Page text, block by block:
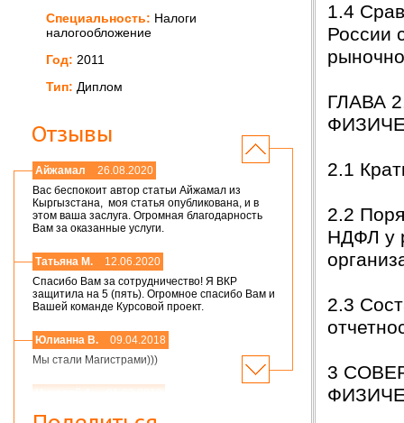
Специальность: Налоги
налогообложение
Год: 2011
Тип: Диплом
Отзывы
Айжамал
26.08.2020
Вас беспокоит автор статьи Айжамал из
Кыргызстана, моя статья опубликована, и в
этом ваша заслуга. Огромная благодарность
Вам за оказанные услуги.
Татьяна М.
12.06.2020
Спасибо Вам за сотрудничество! Я ВКР
защитила на 5 (пять). Огромное спасибо Вам и
Вашей команде Курсовой проект.
Юлианна В.
09.04.2018
Мы стали Магистрами)))
Мария,добрый день! Спасибо большое.
1.4
России
ГЛАВА
2.1
2.2
НДФЛ у
2.3
3